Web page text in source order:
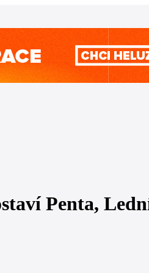
Penta,